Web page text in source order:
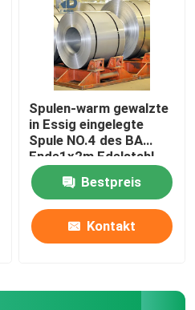
Spulen-warm gewalzte
in Essig eingelegte
Spule NO.4 des BA
Ende1x2m Edelstahl-
410
Bestpreis
Kontakt